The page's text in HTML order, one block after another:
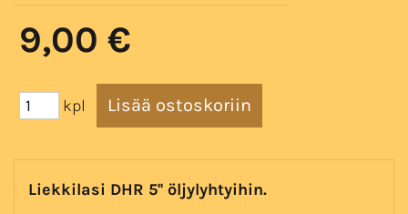
9,00 €
kpl
Liekkilasi DHR 5'' öljylyhtyihin.